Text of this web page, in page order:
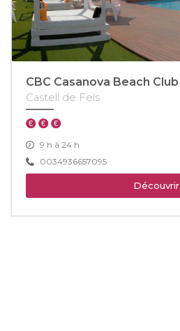
CBC Casanova Beach Club
Castell de Fels
9 h à 24 h
0034936657095
Découvrir